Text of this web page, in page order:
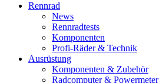
Rennrad
News
Rennradtests
Komponenten
Profi-Räder & Technik
Ausrüstung
Komponenten & Zubehör
Radcomputer & Powermeter